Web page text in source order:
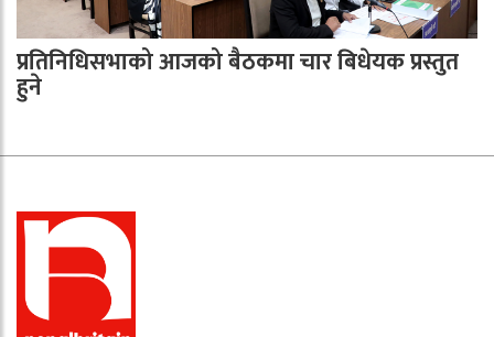
प्रतिनिधिसभाको आजको बैठकमा चार बिधेयक प्रस्तुत
हुने